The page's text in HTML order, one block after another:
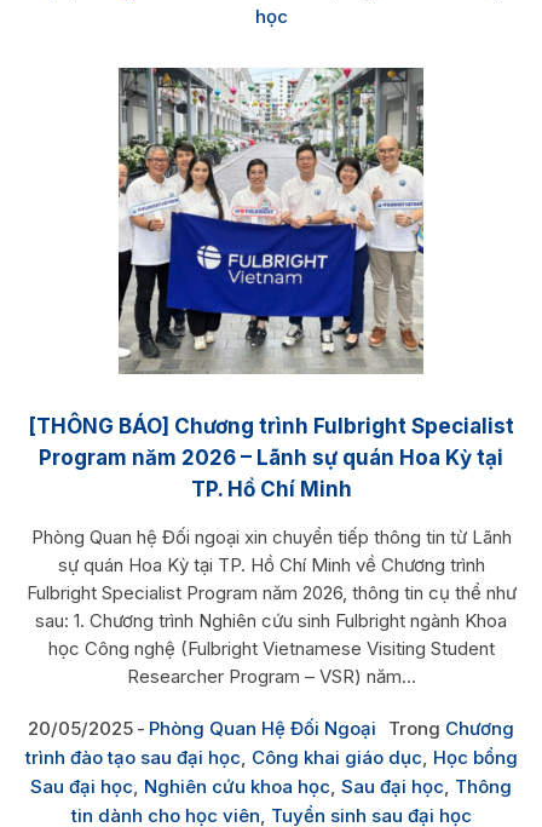
học
[THÔNG BÁO] Chương trình Fulbright Specialist
Program năm 2026 – Lãnh sự quán Hoa Kỳ tại
TP. Hồ Chí Minh
Phòng Quan hệ Đối ngoại xin chuyển tiếp thông tin từ Lãnh
sự quán Hoa Kỳ tại TP. Hồ Chí Minh về Chương trình
Fulbright Specialist Program năm 2026, thông tin cụ thể như
sau: 1. Chương trình Nghiên cứu sinh Fulbright ngành Khoa
học Công nghệ (Fulbright Vietnamese Visiting Student
Researcher Program – VSR) năm...
20/05/2025 Phòng Quan Hệ Đối Ngoại Trong Chương
trình đào tạo sau đại học Công khai giáo dục Học bổng
Sau đại học Nghiên cứu khoa học Sau đại học Thông
tin dành cho học viên Tuyển sinh sau đại học